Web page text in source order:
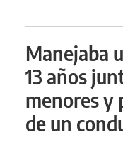
Manejaba
13 años
menores y
de un